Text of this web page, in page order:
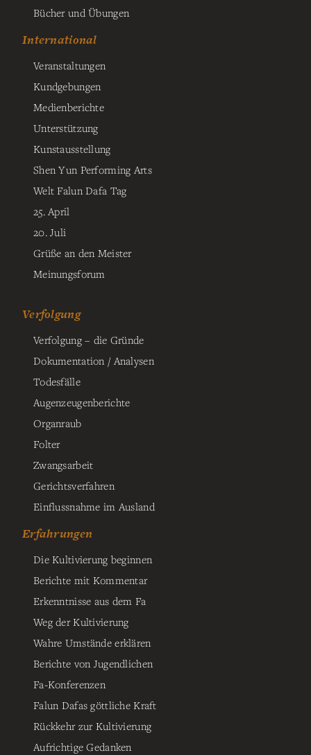
Bücher und Übungen
International
Veranstaltungen
Kundgebungen
Medienberichte
Unterstützung
Kunstausstellung
Shen Yun Performing Arts
Welt Falun Dafa Tag
25. April
20. Juli
Grüße an den Meister
Meinungsforum
Verfolgung
Verfolgung – die Gründe
Dokumentation / Analysen
Todesfälle
Augenzeugenberichte
Organraub
Folter
Zwangsarbeit
Gerichtsverfahren
Einflussnahme im Ausland
Erfahrungen
Die Kultivierung beginnen
Berichte mit Kommentar
Erkenntnisse aus dem Fa
Weg der Kultivierung
Wahre Umstände erklären
Berichte von Jugendlichen
Fa-Konferenzen
Falun Dafas göttliche Kraft
Rückkehr zur Kultivierung
Aufrichtige Gedanken